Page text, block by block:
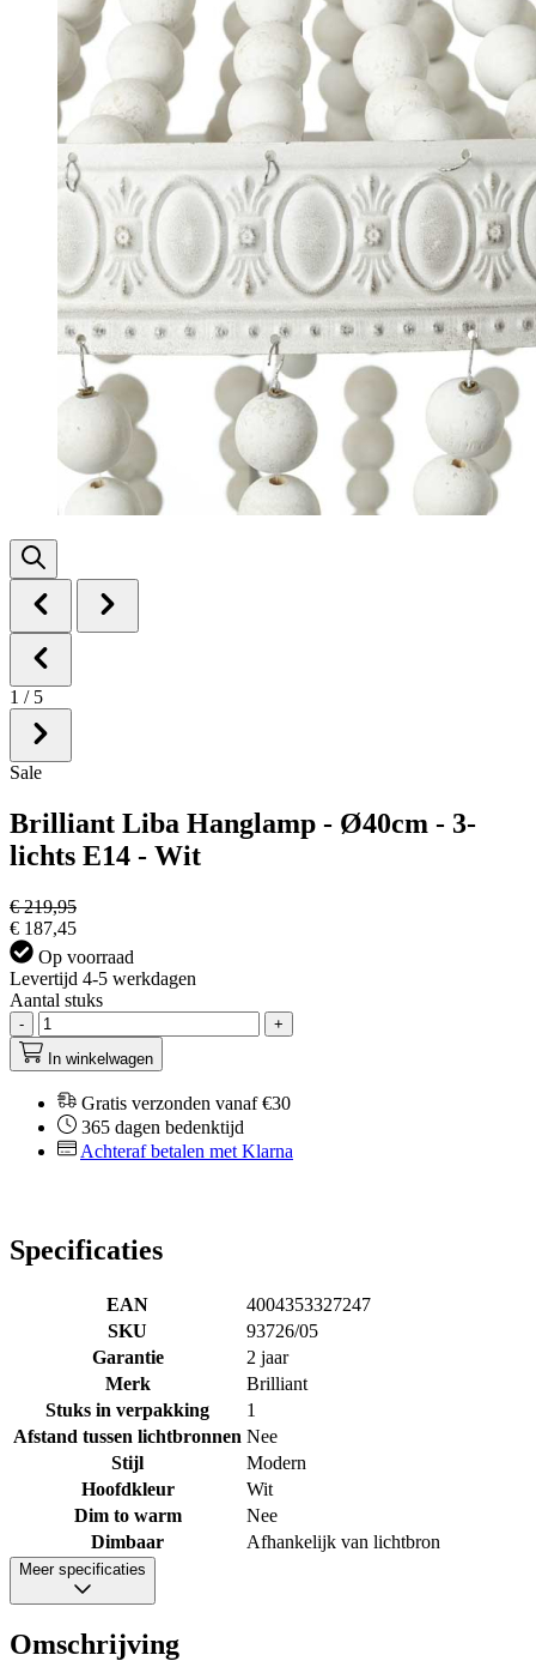
1 / 5
Sale
Brilliant Liba Hanglamp - Ø40cm - 3-
lichts E14 - Wit
€ 219,95
€ 187,45
Op voorraad
Levertijd 4-5 werkdagen
Aantal stuks
-
+
In winkelwagen
Gratis verzonden vanaf €30
365 dagen bedenktijd
Achteraf betalen met Klarna
Specificaties
EAN
4004353327247
SKU
93726/05
Garantie
2 jaar
Merk
Brilliant
Stuks in verpakking
1
Afstand tussen lichtbronnen Nee
Stijl
Modern
Hoofdkleur
Wit
Dim to warm
Nee
Dimbaar
Afhankelijk van lichtbron
Meer specificaties
Omschrijving